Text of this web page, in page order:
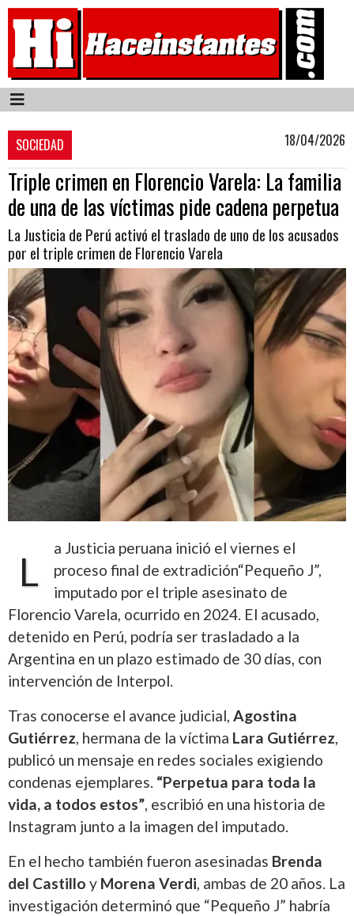
SOCIEDAD 18/04/2026
Triple crimen en Florencio Varela: La familia
de una de las víctimas pide cadena perpetua
La Justicia de Perú activó el traslado de uno de los acusados
por el triple crimen de Florencio Varela
L
a Justicia peruana inició el viernes el
proceso final de extradición“Pequeño J”,
imputado por el triple asesinato de
Florencio Varela, ocurrido en 2024. El acusado,
detenido en Perú, podría ser trasladado a la
Argentina en un plazo estimado de 30 días, con
intervención de Interpol.
Tras conocerse el avance judicial, Agostina
Gutiérrez, hermana de la víctima Lara Gutiérrez,
publicó un mensaje en redes sociales exigiendo
condenas ejemplares. “Perpetua para toda la
vida, a todos estos”, escribió en una historia de
Instagram junto a la imagen del imputado.
En el hecho también fueron asesinadas Brenda
del Castillo y Morena Verdi, ambas de 20 años. La
investigación determinó que “Pequeño J” habría